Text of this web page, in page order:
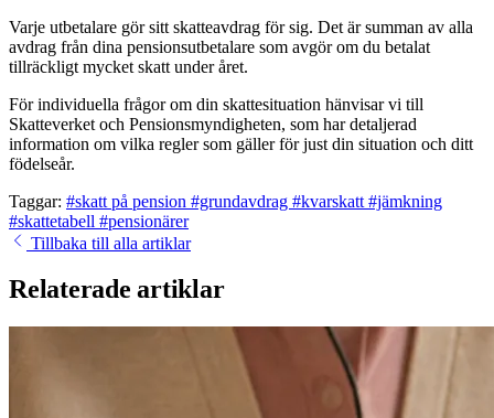
Varje utbetalare gör sitt skatteavdrag för sig. Det är summan av alla
avdrag från dina pensionsutbetalare som avgör om du betalat
tillräckligt mycket skatt under året.
För individuella frågor om din skattesituation hänvisar vi till
Skatteverket och Pensionsmyndigheten, som har detaljerad
information om vilka regler som gäller för just din situation och ditt
födelseår.
Taggar: #skatt på pension #grundavdrag #kvarskatt #jämkning
#skattetabell #pensionärer
Tillbaka till alla artiklar
Relaterade artiklar